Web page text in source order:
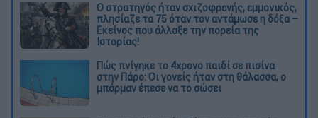
O στρατηγός ήταν σχιζοφρενής, εμμονικός,
πλησίαζε τα 75 όταν τον αντάμωσε η δόξα –
Εκείνος που άλλαξε την πορεία της
Ιστορίας!
Πώς πνίγηκε το 4χρονο παιδί σε πισίνα
στην Πάρο: Οι γονείς ήταν στη θάλασσα, ο
μπάρμαν έπεσε να το σώσει